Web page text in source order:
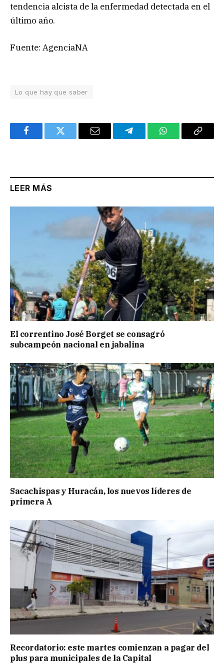
tendencia alcista de la enfermedad detectada en el
último año.
Fuente: AgenciaNA
Lo que hay que saber
FacebookTwitter Email TelegramWhatsAppCopy
LEER MÁS
El correntino José Borget se consagró
subcampeón nacional en jabalina
Sacachispas y Huracán, los nuevos líderes de
primera A
Recordatorio: este martes comienzan a pagar del
plus para municipales de la Capital